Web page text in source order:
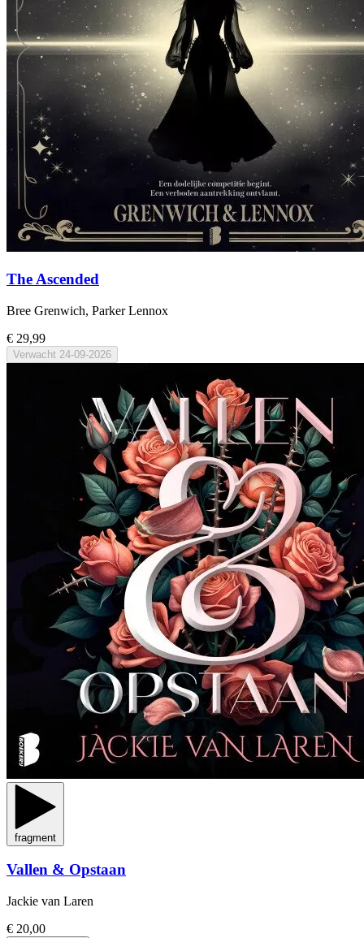
The Ascended
Bree Grenwich, Parker Lennox
€ 29,99
Verwacht 24-09-2026
fragment
Vallen & Opstaan
Jackie van Laren
€ 20,00